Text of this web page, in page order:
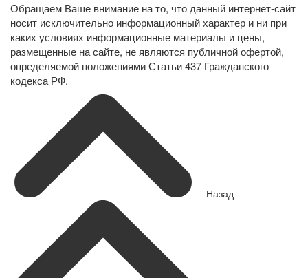
Обращаем Ваше внимание на то, что данный интернет-сайт
носит исключительно информационный характер и ни при
каких условиях информационные материалы и цены,
размещенные на сайте, не являются публичной офертой,
определяемой положениями Статьи 437 Гражданского
кодекса РФ.
Назад